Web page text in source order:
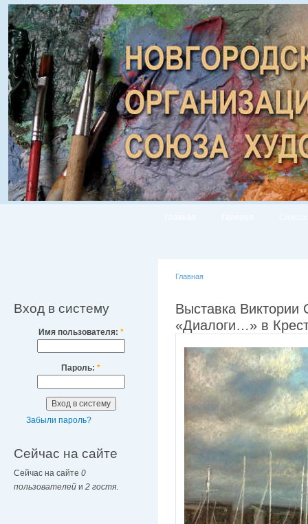
Вход в систему
Имя пользователя: *
Пароль: *
Забыли пароль?
Сейчас на сайте
Сейчас на сайте 0
пользователей и 2 гостя
Главная
Выставка Виктории
«Диалоги…» в